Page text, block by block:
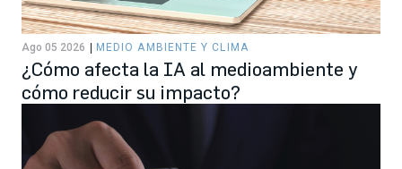
Ago 05 2026 MEDIO AMBIENTE Y CLIMA
¿Cómo afecta la IA al medioambiente y
cómo reducir su impacto?